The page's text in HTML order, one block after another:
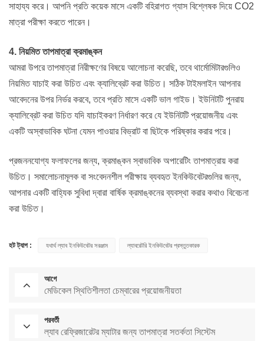
সাহায্য করে। আপনি প্রতি কয়েক মাসে একটি বহিরাগত গ্যাস বিশ্লেষক দিয়ে CO2
মাত্রা পরীক্ষা করতে পারেন।
4. নিয়মিত তাপমাত্রা ক্রমাঙ্কন
আমরা উপরে তাপমাত্রা নিরীক্ষণের বিষয়ে আলোচনা করেছি, তবে থার্মোমিটারগুলিও
নিয়মিত যাচাই করা উচিত এবং ক্যালিব্রেট করা উচিত। সঠিক টাইমলাইন আপনার
আবেদনের উপর নির্ভর করবে, তবে প্রতি মাসে একটি ভাল গাইড। ইউনিটটি পুনরায়
ক্যালিব্রেট করা উচিত যদি যাচাইকরণ নির্ধারণ করে যে ইউনিটটি প্রয়োজনীয় এবং
একটি অস্বাভাবিক ঘটনা যেমন পাওয়ার বিভ্রাট বা ছিটকে পরিষ্কার করার পরে।
প্রজননযোগ্য ফলাফলের জন্য, ক্রমাঙ্কন স্বাভাবিক অপারেটিং তাপমাত্রায় করা
উচিত। সমালোচনামূলক বা সংবেদনশীল পরীক্ষায় ব্যবহৃত ইনকিউবেটরগুলির জন্য,
আপনার একটি বাহ্যিক সুবিধা দ্বারা বার্ষিক ক্রমাঙ্কনের ব্যবস্থা করার কথাও বিবেচনা
করা উচিত।
হট ট্যাগ : যথার্থ ল্যাব ইনকিউবেটর সরঞ্জাম ল্যাবরেটরি ইনকিউবেটর প্রস্তুতকারক
আগে
মেডিকেল স্থিতিশীলতা চেম্বারের প্রয়োজনীয়তা
পরবর্তী
ল্যাব রেফ্রিজারেটর ম্যাটার জন্য তাপমাত্রা সতর্কতা সিস্টেম